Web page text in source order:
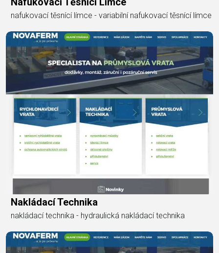
nafukovací těsnící límce - variabilní nafukovací těsnící límce
Nakládací Technika
nakládací technika - hydraulická nakládací technika